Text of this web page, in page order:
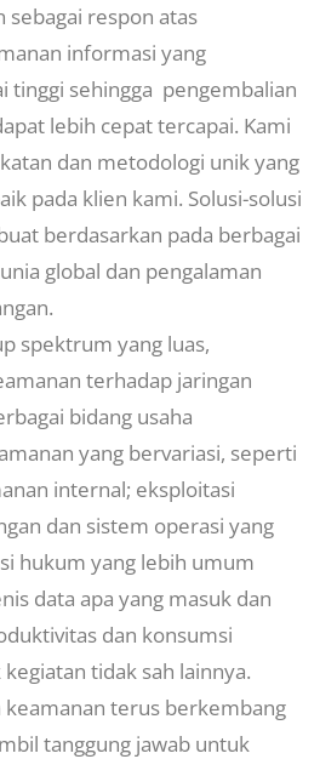
sebagai respon atas
informasi yang
tinggi sehingga pengembalian
lebih cepat tercapai. Kami
dan metodologi unik yang
pada klien kami. Solusi-solusi
berdasarkan pada berbagai
global dan pengalaman
spektrum yang luas,
terhadap jaringan
bidang usaha
yang bervariasi, seperti
internal; eksploitasi
dan sistem operasi yang
hukum yang lebih umum
data apa yang masuk dan
dan konsumsi
tidak sah lainnya.
keamanan terus berkembang
tanggung jawab untuk